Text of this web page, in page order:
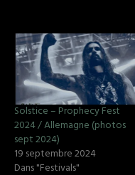
Solstice – Prophecy Fest
2024 / Allemagne (photos
sept 2024)
19 septembre 2024
Dans "Festivals"